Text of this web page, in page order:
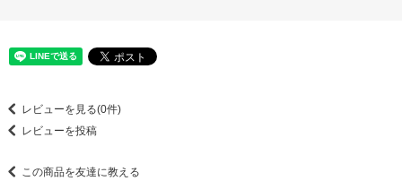
レビューを見る(0件)
レビューを投稿
この商品を友達に教える